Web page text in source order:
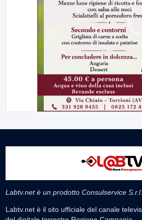
Labtv.net è un prodotto Consulservice S.r.l.
Labtv.net è il sito ufficiale del canale